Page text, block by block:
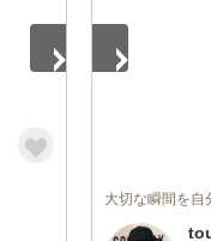
大切な瞬間を自